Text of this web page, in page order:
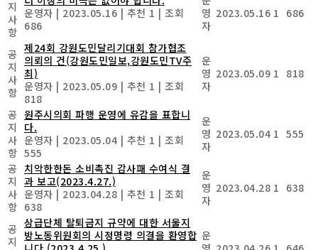
지
사
항
운영자 | 2023.05.16 | 추천 1 | 조회
686
영
자
2023.05.16 1 686
공
지
사
항
제24회 강원도민달리기대회 참가협조
의뢰의 건(강원도민일보,강원도민TV주
최)
운영자 | 2023.05.09 | 추천 1 | 조회
818
운
영
자
2023.05.09 1 818
공
지
사
항
원주시의회 파행 운영에 유감을 표합니
다.
운영자 | 2023.05.04 | 추천 1 | 조회
555
운
영
자
2023.05.04 1 555
공
지
사
항
치악한한돈 소비촉진 감사패 수여식 결
과 보고(2023.4.27.)
운영자 | 2023.04.28 | 추천 1 | 조회
638
운
영
자
2023.04.28 1 638
공
지
상급단체 탈퇴금지 규약에 대한 서울지
방노동위원회의 시정명령 의결을 환영합 운